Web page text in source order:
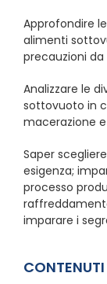
Approfondire
alimenti
precauzioni
Analizzare le
sottovuoto in
macerazione
Saper
esigenza;
processo
imparare i
CONTENUTI